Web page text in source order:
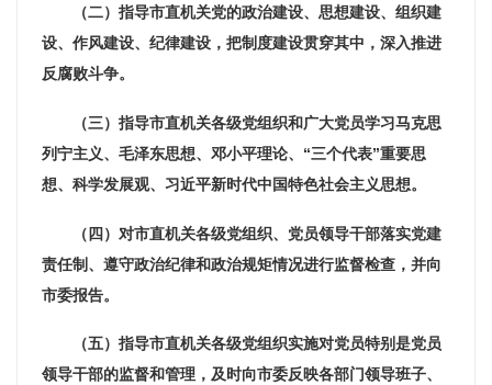
（二）指导市直机关党的政治建设、思想建设、组织建
设、作风建设、纪律建设，把制度建设贯穿其中，深入推进
反腐败斗争。
（三）指导市直机关各级党组织和广大党员学习马克思
列宁主义、毛泽东思想、邓小平理论、“三个代表”重要思
想、科学发展观、习近平新时代中国特色社会主义思想。
（四）对市直机关各级党组织、党员领导干部落实党建
责任制、遵守政治纪律和政治规矩情况进行监督检查，并向
市委报告。
（五）指导市直机关各级党组织实施对党员特别是党员
领导干部的监督和管理，及时向市委反映各部门领导班子、